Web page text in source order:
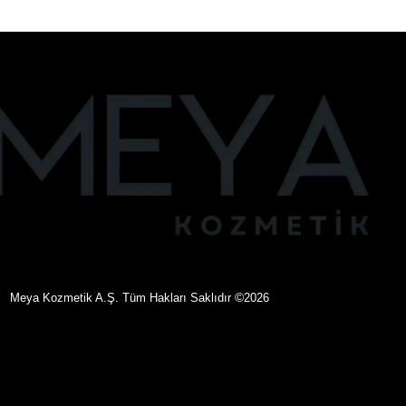
Kozmetik A.Ş. Tüm Hakları Saklıdır ©2026